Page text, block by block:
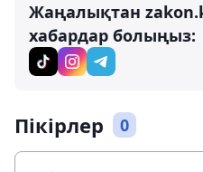
Жаңалықтан
хабардар болыңыз:
Пікірлер 0